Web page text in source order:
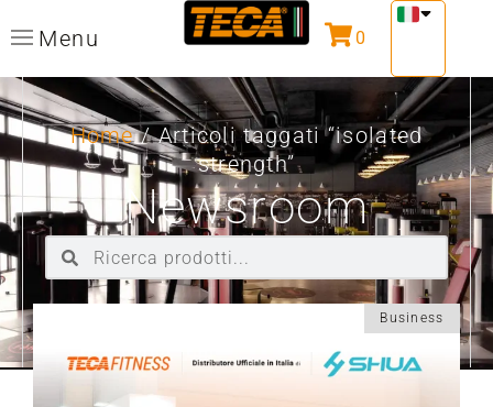
Menu 0
Home/ Articoli taggati “isolated
strength”
Newsroom
Business